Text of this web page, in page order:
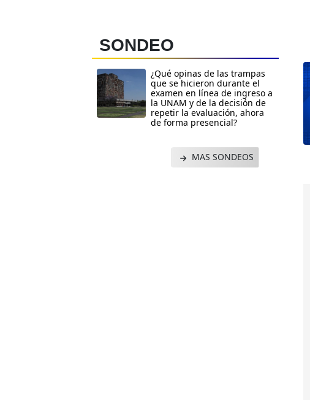
SONDEO
¿Qué opinas de las trampas
que se hicieron durante el
examen en línea de ingreso a
la UNAM y de la decisión de
repetir la evaluación, ahora
de forma presencial?
MAS SONDEOS